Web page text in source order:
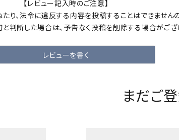
【レビュー記入時のご注意】
り、法令に違反する内容を投稿することはできません
判断した場合は、予告なく投稿を削除する場合がござ
レビューを書く
まだご